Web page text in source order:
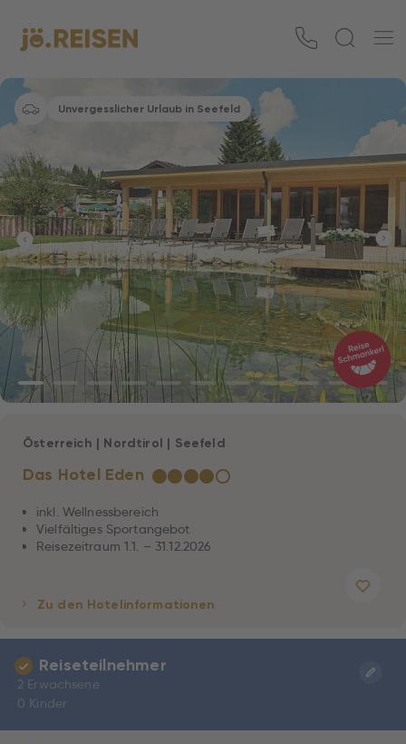
Unvergesslicher Urlaub in Seefeld
Das Hotel Eden ★★★★☆
Österreich | Nordtirol | Seefeld
inkl. Wellnessbereich
Vielfältiges Sportangebot
Reisezeitraum 1.1. – 31.12.2026
Zu den Hotelinformationen
Reiseteilnehmer
2 Erwachsene
0 Kinder